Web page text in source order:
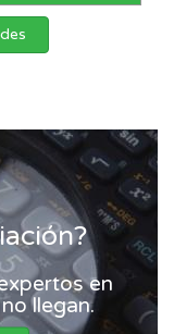
en
llegan.